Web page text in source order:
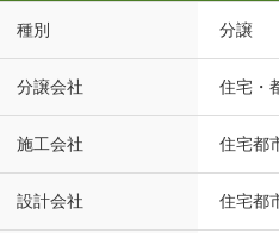
種別 分譲
分譲会社 住宅・
施工会社 住宅都
設計会社 住宅都